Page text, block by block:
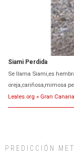
Siami Perdida
Se llama Siami,es
oreja,cariñosa,mimosa
Leales.org » Gran Canaria
PREDICCIÓN